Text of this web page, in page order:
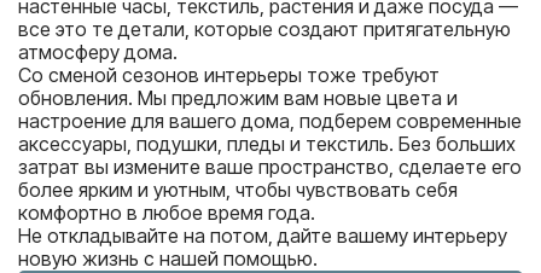
настенные часы, текстиль, растения и даже посуда —
все это те детали, которые создают притягательную
атмосферу дома.
Со сменой сезонов интерьеры тоже требуют
обновления. Мы предложим вам новые цвета и
настроение для вашего дома, подберем современные
аксессуары, подушки, пледы и текстиль. Без больших
затрат вы измените ваше пространство, сделаете его
более ярким и уютным, чтобы чувствовать себя
комфортно в любое время года.
Не откладывайте на потом, дайте вашему интерьеру
новую жизнь с нашей помощью.